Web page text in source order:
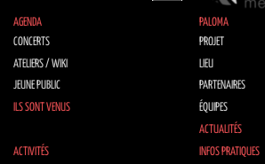
AGENDA
CONCERTS
ATELIERS / WIKI
JEUNE PUBLIC
ILS SONT VENUS
PALOMA
PROJET
LIEU
PARTENAIRES
ÉQUIPES
ACTUALITÉS
ACTIVITÉS
INFOS PRATIQUES